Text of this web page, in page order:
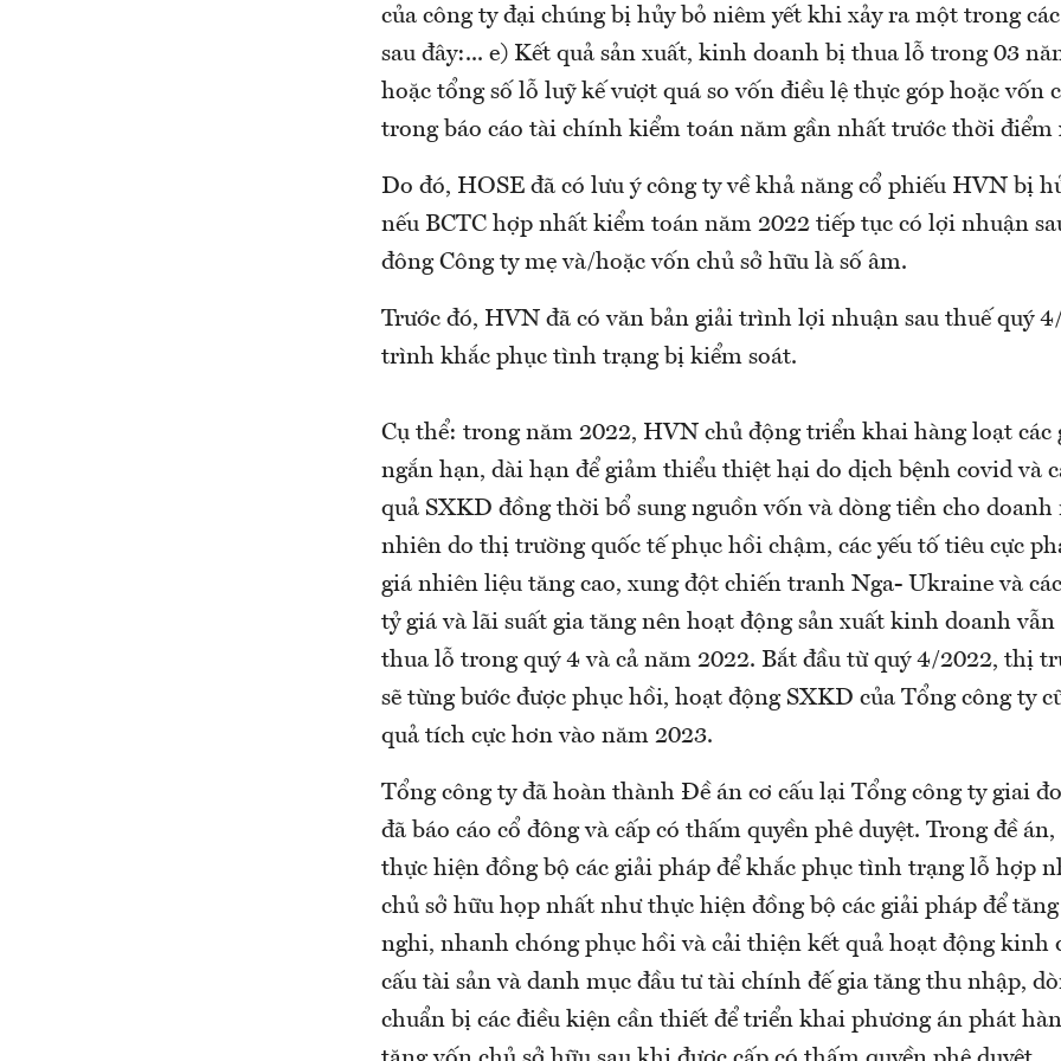
của công ty đại chúng bị hủy bỏ niêm yết khi xảy ra một trong
sau đây:... e) Kết quả sản xuất, kinh doanh bị thua lỗ trong 03
hoặc tổng số lỗ luỹ kế vượt quá so vốn điều lệ thực góp hoặc vốn
trong báo cáo tài chính kiểm toán năm gần nhất trước thời điểm
Do đó, HOSE đã có lưu ý công ty về khả năng cổ phiếu HVN bị
nếu BCTC hợp nhất kiểm toán năm 2022 tiếp tục có lợi nhuận
đông Công ty mẹ và/hoặc vốn chủ sở hữu là số âm.
Trước đó, HVN đã có văn bản giải trình lợi nhuận sau thuế quý
trình khắc phục tình trạng bị kiểm soát.
Cụ thể: trong năm 2022, HVN chủ động triển khai hàng loạt các
ngắn hạn, dài hạn để giảm thiểu thiệt hại do dịch bệnh covid và
quả SXKD đồng thời bổ sung nguồn vốn và dòng tiền cho doanh
nhiên do thị trường quốc tế phục hồi chậm, các yếu tố tiêu cực
giá nhiên liệu tăng cao, xung đột chiến tranh Nga- Ukraine và
tỷ giá và lãi suất gia tăng nên hoạt động sản xuất kinh doanh
thua lỗ trong quý 4 và cả năm 2022. Bắt đầu từ quý 4/2022, thị
sẽ từng bước được phục hồi, hoạt động SXKD của Tổng công ty
quả tích cực hơn vào năm 2023.
Tổng công ty đã hoàn thành Đề án cơ cấu lại Tổng công ty giai
đã báo cáo cổ đông và cấp có thấm quyền phê duyệt. Trong đề
thực hiện đồng bộ các giải pháp để khắc phục tình trạng lỗ hợp
chủ sở hữu họp nhất như thực hiện đồng bộ các giải pháp để
nghi, nhanh chóng phục hồi và cải thiện kết quả hoạt động kinh
cấu tài sản và danh mục đầu tư tài chính đế gia tăng thu nhập,
chuẩn bị các điều kiện cần thiết để triển khai phương án phát